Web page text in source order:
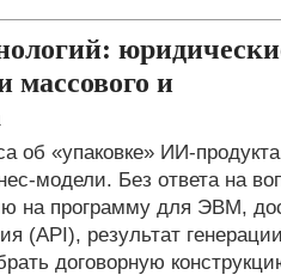
и
об «упаковке» ИИ-
модели. Без ответа на
на программу для ЭВМ,
(API), результат
договорную